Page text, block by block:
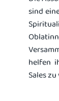
sind
helfen
Sales